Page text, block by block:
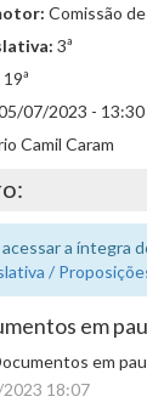
Comissão
3ª
19ª
07/2023 - 13:30
Camil Caram
acessar a íntegra
/
em
em
18:07